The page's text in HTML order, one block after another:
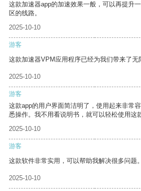
这款加速器app的加速效果一般，可以再提升
区的线路。
2025-10-10
游客
这款加速器VPM应用程序已经为我们带来了无
2025-10-10
游客
这款app的用户界面简洁明了，使用起来非常
悉操作。我不用看说明书，就可以轻松使用这
2025-10-10
游客
这款软件非常实用，可以帮助我解决很多问题。
2025-10-10